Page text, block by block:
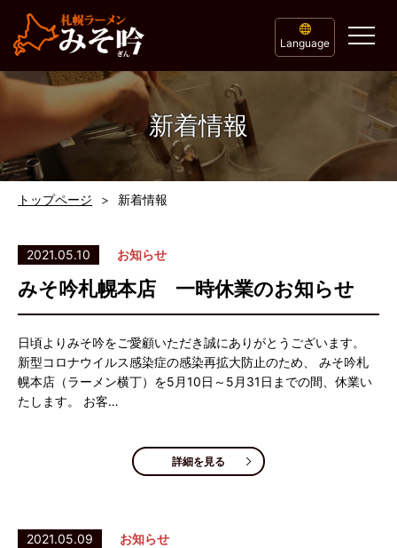
Language
新着情報
トップページ 新着情報
2021.05.10 お知らせ
みそ吟札幌本店 一時休業のお知らせ
日頃よりみそ吟をご愛顧いただき誠にありがとうございます。
新型コロナウイルス感染症の感染再拡大防止のため、 みそ吟札
幌本店（ラーメン横丁）を5月10日～5月31日までの間、休業い
たします。 お客…
詳細を見る
2021.05.09 お知らせ